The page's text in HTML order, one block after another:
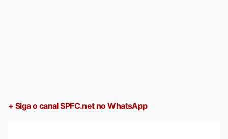
+ Siga o canal SPFC.net no WhatsApp